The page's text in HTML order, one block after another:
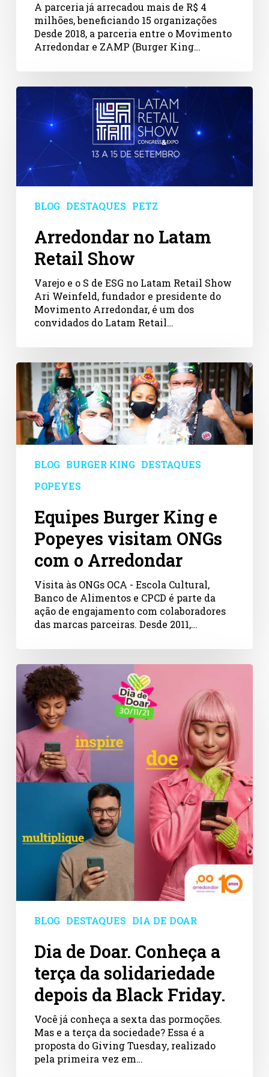
A parceria já arrecadou mais de R$ 4
milhões, beneficiando 15 organizações
Desde 2018, a parceria entre o Movimento
Arredondar e ZAMP (Burger King…
Arredondar
Latam
Retail
BLOG DESTAQUES PETZ
Arredondar no Latam
Retail Show
Varejo e o S de ESG no Latam Retail Show
Ari Weinfeld, fundador e presidente do
Movimento Arredondar, é um dos
convidados do Latam Retail…
Equipes
Burger
King
e
Popeyes
visitam
ONGs
com
Arredondar
BLOG BURGER KING DESTAQUES
POPEYES
Equipes Burger King e
Popeyes visitam ONGs
com o Arredondar
Visita às ONGs OCA - Escola Cultural,
Banco de Alimentos e CPCD é parte da
ação de engajamento com colaboradores
das marcas parceiras. Desde 2011,…
Dia
de
Doar.
Conheça
terça
da
solidariedade
depois
BLOG DESTAQUES DIA DE DOAR
Dia de Doar. Conheça a
terça da solidariedade
depois da Black Friday.
Você já conheça a sexta das pormoções.
Mas e a terça da sociedade? Essa é a
proposta do Giving Tuesday, realizado
pela primeira vez em…